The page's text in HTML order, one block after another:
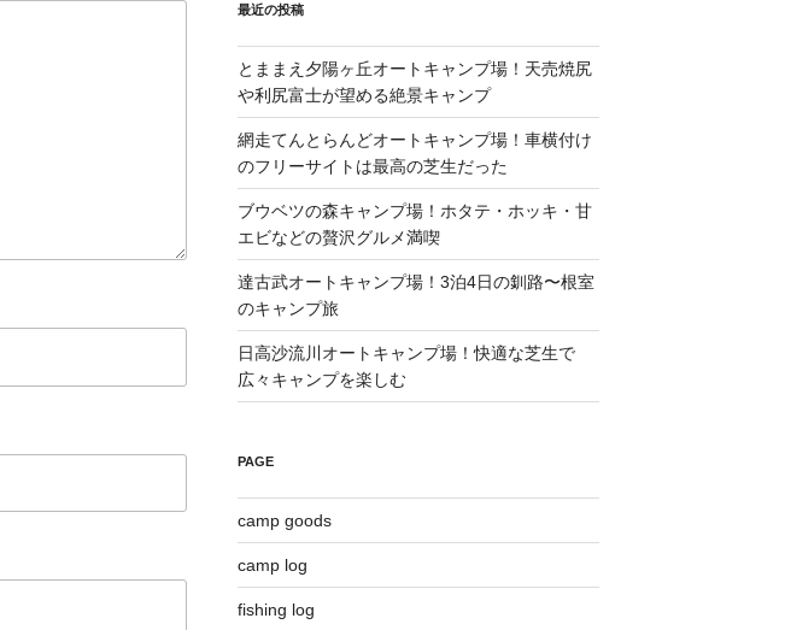
最近の投稿
とままえ夕陽ヶ丘オートキャンプ場！天売焼尻
や利尻富士が望める絶景キャンプ
網走てんとらんどオートキャンプ場！車横付け
のフリーサイトは最高の芝生だった
ブウベツの森キャンプ場！ホタテ・ホッキ・甘
エビなどの贅沢グルメ満喫
達古武オートキャンプ場！3泊4日の釧路〜根室
のキャンプ旅
日高沙流川オートキャンプ場！快適な芝生で
広々キャンプを楽しむ
PAGE
camp goods
camp log
fishing log